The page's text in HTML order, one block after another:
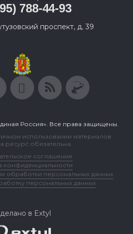
788-44-93
проспект, д. 39
Россия». Все права защищены.
использовании материалов
ресурс обязательна.
соглашение
конфиденциальности
обработки персональных данных
персональных данных
в Extyl